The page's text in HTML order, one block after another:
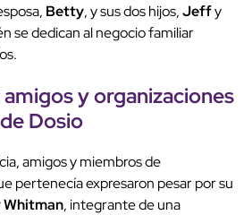
Betty, y sus dos hijos,Jeffy
se dedican al negocio familiar
y organizaciones
Dosio
amigos y miembros de
pertenecía expresaron pesar por su
Whitman, integrante de una